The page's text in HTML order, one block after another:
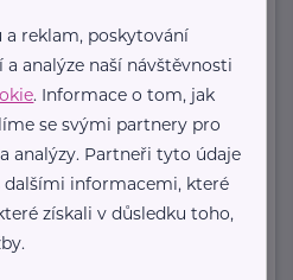
přední
zaměřená ...
společností
a reklam, poskytování
analýze naší návštěvnosti
. Informace o tom, jak
se svými partnery pro
analýzy. Partneři tyto údaje
informacemi, které
získali v důsledku toho,